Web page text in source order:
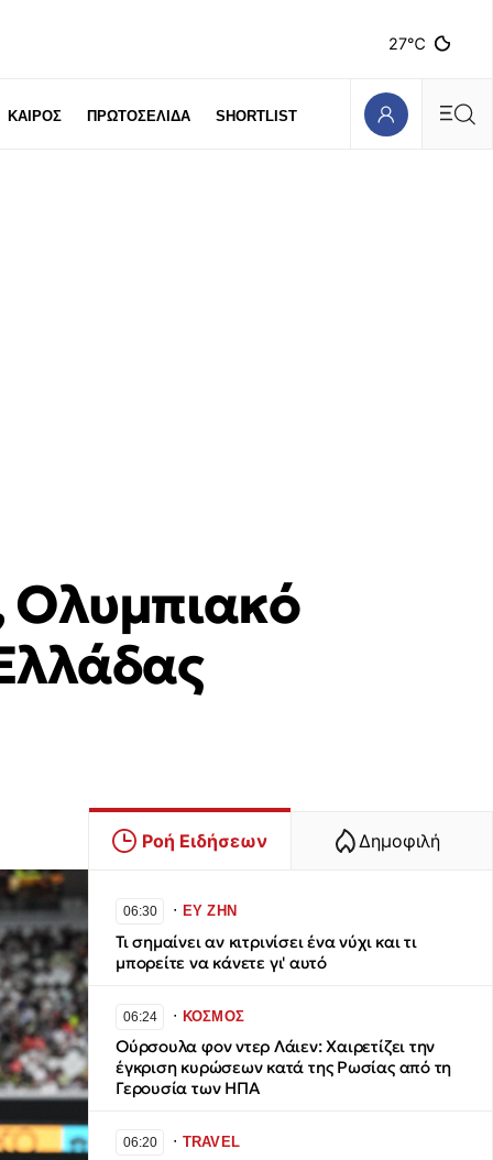
27℃
ΚΑΙΡΟΣ ΠΡΩΤΟΣΕΛΙΔΑ SHORTLIST
Ολυμπιακό
Ροή Ειδήσεων Δημοφιλή
06:30 ∙ ΕΥ ΖΗΝ
Τι σημαίνει αν κιτρινίσει ένα νύχι και τι
μπορείτε να κάνετε γι' αυτό
06:24 ∙ ΚΟΣΜΟΣ
Ούρσουλα φον ντερ Λάιεν: Χαιρετίζει την
έγκριση κυρώσεων κατά της Ρωσίας από τη
Γερουσία των ΗΠΑ
06:20 ∙ TRAVEL